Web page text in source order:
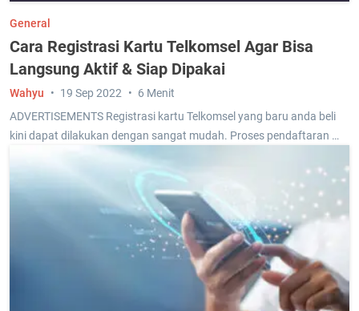
General
Cara Registrasi Kartu Telkomsel Agar Bisa
Langsung Aktif & Siap Dipakai
ADVERTISEMENTS Registrasi kartu Telkomsel yang baru anda beli
kini dapat dilakukan dengan sangat mudah. Proses pendaftaran …
Wahyu 19 Sep 2022 6 Menit